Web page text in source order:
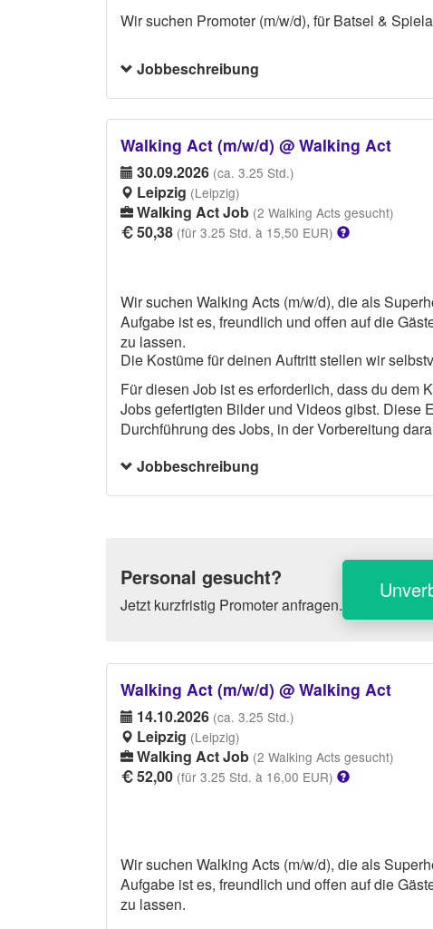
Wir suchen Promoter (m/w/d), für Batsel &
Jobbeschreibung
Walking Act (m/w/d) @ Walking Act
30.09.2026 (ca. 3.25 Std.)
Leipzig (Leipzig)
Walking Act Job (2 Walking Acts gesucht)
50,38 (für 3.25 Std. à 15,50 EUR)
Wir suchen Walking Acts (m/w/d), die als
Aufgabe ist es, freundlich und offen auf die
zu lassen.
Die Kostüme für deinen Auftritt stellen wir
Für diesen Job ist es erforderlich, dass du dem
Jobs gefertigten Bilder und Videos gibst.
Durchführung des Jobs, in der Vorbereitung
Persönlichkeitsrechte - auch auf eine
Werbezwecken. Die Bilder / Videos können
offline (z.B. Printmedien) und online (z.B. auf
InStaff erhaltenen Lohn abgegolten. Bitte
Nutzungsrechte in deinen Stundenlohn mit ein.
Jobbeschreibung
Personal gesucht?
Jetzt kurzfristig Promoter anfragen.
Walking Act (m/w/d) @ Walking Act
14.10.2026 (ca. 3.25 Std.)
Leipzig (Leipzig)
Walking Act Job (2 Walking Acts gesucht)
52,00 (für 3.25 Std. à 16,00 EUR)
Wir suchen Walking Acts (m/w/d), die als
Aufgabe ist es, freundlich und offen auf die
zu lassen.